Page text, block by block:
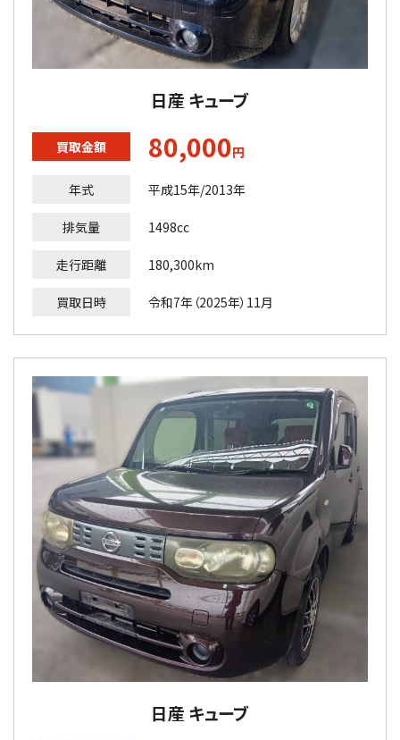
日産 キューブ
買取金額 80,000円
年式 平成15年/2013年
排気量 1498cc
走行距離 180,300km
買取日時 令和7年（2025年）11月
日産 キューブ